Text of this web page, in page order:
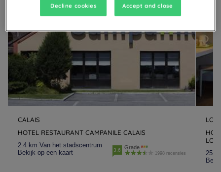
CALAIS
HOTEL RESTAURANT CAMPANILE CALAIS
2.4 km Van het stadscentrum
Bekijk op een kaart
3.6 Grade
1998 recensies
25.1
Decline cookies Accept and close